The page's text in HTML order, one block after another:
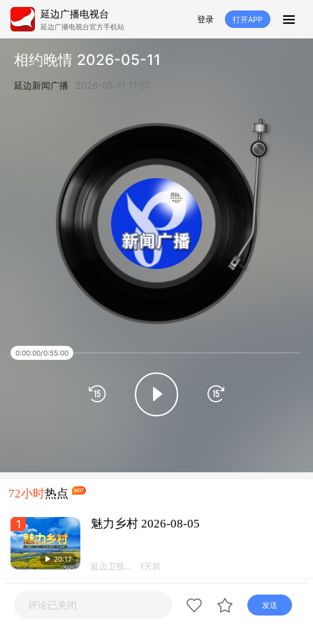
延边广播电视台
延边广播电视台官方手机站
登录 打开APP
首页
推荐
县市
纪委监委 专题 文体
交通文艺广播 延边卫健 延边医保 延边医院
延边商务 延边好就业 VR
电视 广播
相约晚情 2026-05-11
延边新闻广播 2026-05-11 11:57
0:00:00/0:55:00
72小时热点
1
20:17
魅力乡村 2026-08-05
延边卫视频
1天前
龙井海兰台朝鲜族民俗度假区开园
评论已关闭 发送